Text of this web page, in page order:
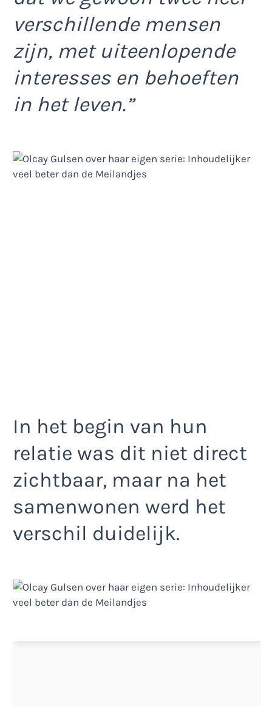
verschillende mensen
zijn, met uiteenlopende
interesses en behoeften
in het leven.”
In het begin van hun
relatie was dit niet direct
zichtbaar, maar na het
samenwonen werd het
verschil duidelijk.